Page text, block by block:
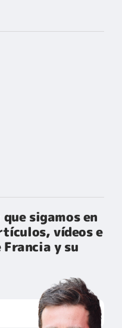
sigamos en
vídeos e
y su